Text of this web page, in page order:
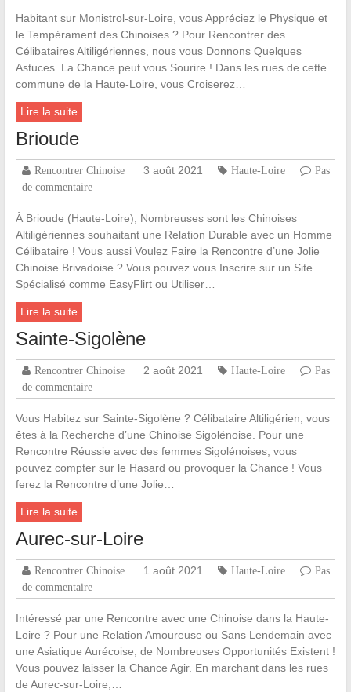
Habitant sur Monistrol-sur-Loire, vous Appréciez le Physique et
le Tempérament des Chinoises ? Pour Rencontrer des
Célibataires Altiligériennes, nous vous Donnons Quelques
Astuces. La Chance peut vous Sourire ! Dans les rues de cette
commune de la Haute-Loire, vous Croiserez…
Lire la suite
Brioude
Rencontrer Chinoise 3 août 2021 Haute-Loire
Pas
de commentaire
À Brioude (Haute-Loire), Nombreuses sont les Chinoises
Altiligériennes souhaitant une Relation Durable avec un Homme
Célibataire ! Vous aussi Voulez Faire la Rencontre d’une Jolie
Chinoise Brivadoise ? Vous pouvez vous Inscrire sur un Site
Spécialisé comme EasyFlirt ou Utiliser…
Lire la suite
Sainte-Sigolène
Rencontrer Chinoise 2 août 2021 Haute-Loire
Pas
de commentaire
Vous Habitez sur Sainte-Sigolène ? Célibataire Altiligérien, vous
êtes à la Recherche d’une Chinoise Sigolénoise. Pour une
Rencontre Réussie avec des femmes Sigolénoises, vous
pouvez compter sur le Hasard ou provoquer la Chance ! Vous
ferez la Rencontre d’une Jolie…
Lire la suite
Aurec-sur-Loire
Rencontrer Chinoise 1 août 2021 Haute-Loire
Pas
de commentaire
Intéressé par une Rencontre avec une Chinoise dans la Haute-
Loire ? Pour une Relation Amoureuse ou Sans Lendemain avec
une Asiatique Aurécoise, de Nombreuses Opportunités Existent !
Vous pouvez laisser la Chance Agir. En marchant dans les rues
de Aurec-sur-Loire,…